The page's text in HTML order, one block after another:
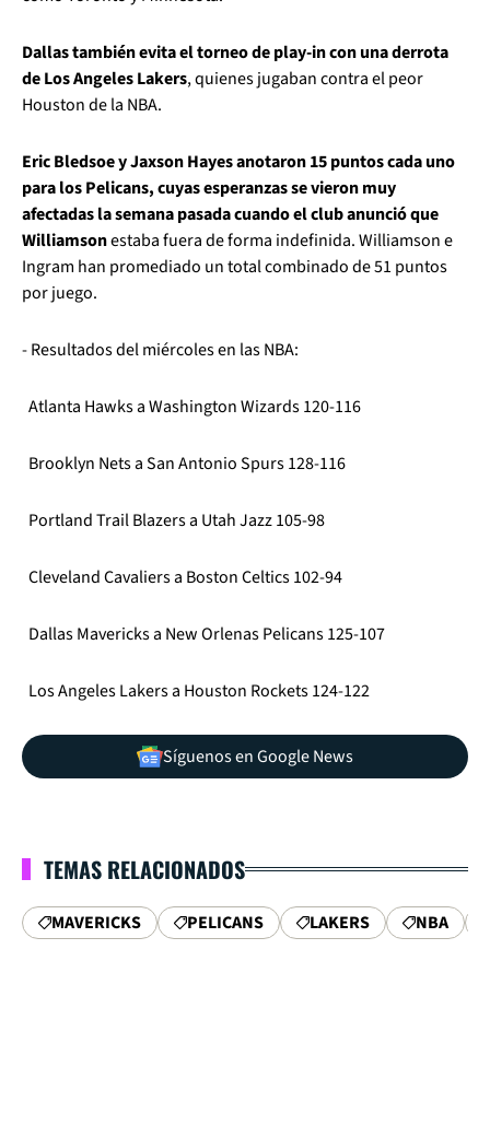
Dallas también evita el torneo de play-in con una derrota
de Los Angeles Lakers, quienes jugaban contra el peor
Houston de la NBA.
Eric Bledsoe y Jaxson Hayes anotaron 15 puntos cada uno
para los Pelicans, cuyas esperanzas se vieron muy
afectadas la semana pasada cuando el club anunció que
Williamsonestaba fuera de forma indefinida. Williamson e
Ingram han promediado un total combinado de 51 puntos
por juego.
- Resultados del miércoles en las NBA:
Atlanta Hawks a Washington Wizards 120-116
Brooklyn Nets a San Antonio Spurs 128-116
Portland Trail Blazers a Utah Jazz 105-98
Cleveland Cavaliers a Boston Celtics 102-94
Dallas Mavericks a New Orlenas Pelicans 125-107
Los Angeles Lakers a Houston Rockets 124-122
Síguenos en Google News
TEMAS RELACIONADOS
MAVERICKS PELICANS LAKERS NBA